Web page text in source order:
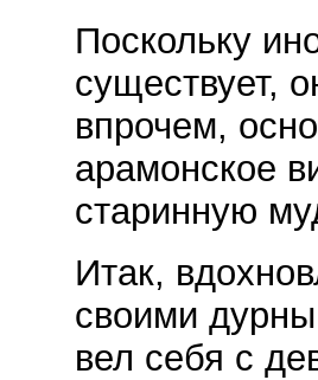
Поскольку
существует,
впрочем,
арамонское
старинную
Итак,
своими
вел себя с